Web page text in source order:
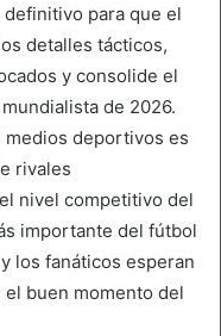
para que el
detalles tácticos,
y consolide el
de 2026.
medios deportivos es
rivales
nivel competitivo del
importante del fútbol
los fanáticos esperan
buen momento del